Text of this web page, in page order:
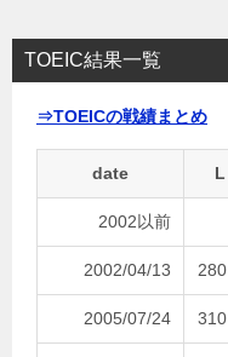
TOEIC結果一覧
⇒TOEICの戦績まとめ
date L
2002以前
2002/04/13 280
2005/07/24 310